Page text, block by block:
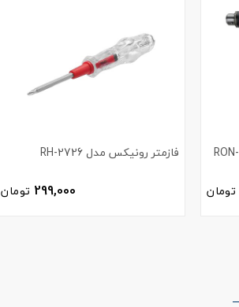
تومان
فازمتر رونیکس مدل RH-2726
299,000 تومان